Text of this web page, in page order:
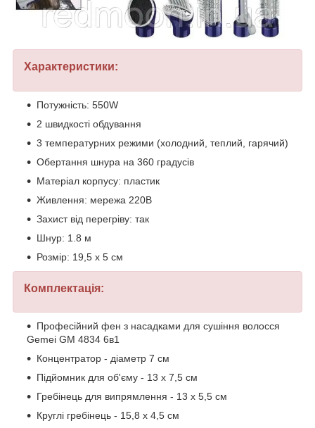
Характеристики:
Потужність: 550W
2 швидкості обдування
3 температурних режими (холодний, теплий, гарячий)
Обертання шнура на 360 градусів
Матеріал корпусу: пластик
Живлення: мережа 220В
Захист від перегріву: так
Шнур: 1.8 м
Розмір: 19,5 х 5 см
Комплектація:
Професійний фен з насадками для сушіння волосся
Gemei GM 4834 6в1
Концентратор - діаметр 7 см
Підйомник для об'єму - 13 х 7,5 см
Гребінець для випрямлення - 13 х 5,5 см
Круглі гребінець - 15,8 х 4,5 см